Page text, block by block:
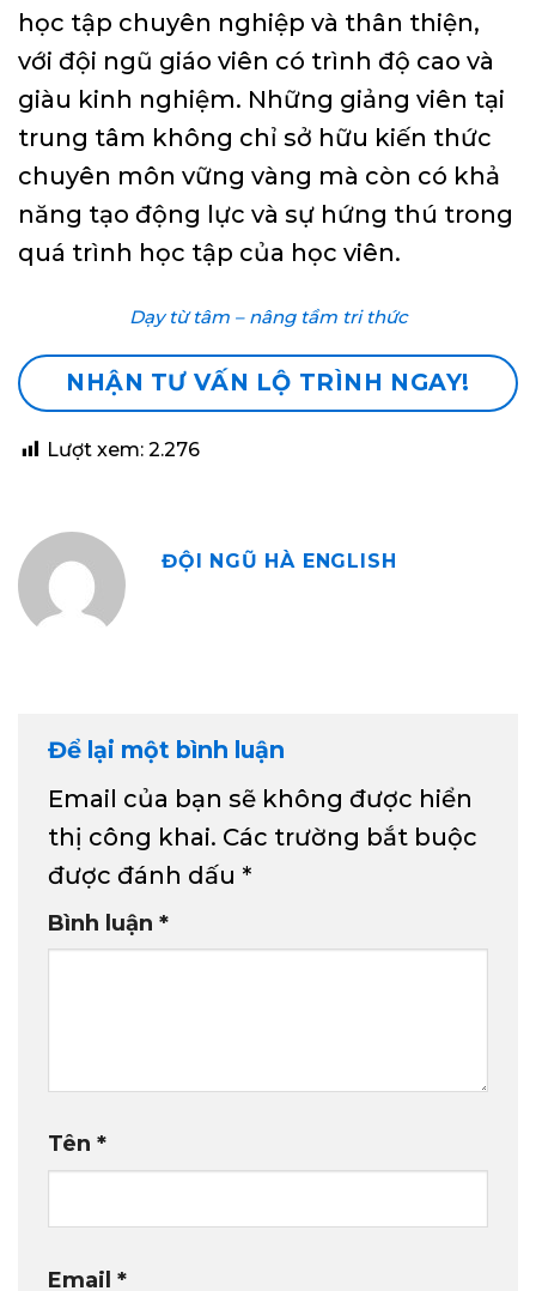
học tập chuyên nghiệp và thân thiện,
với đội ngũ giáo viên có trình độ cao và
giàu kinh nghiệm. Những giảng viên tại
trung tâm không chỉ sở hữu kiến thức
chuyên môn vững vàng mà còn có khả
năng tạo động lực và sự hứng thú trong
quá trình học tập của học viên.
Dạy từ tâm – nâng tầm tri thức
NHẬN TƯ VẤN LỘ TRÌNH NGAY!
Lượt xem: 2.276
ĐỘI NGŨ HÀ ENGLISH
Để lại một bình luận
Email của bạn sẽ không được hiển
thị công khai. Các trường bắt buộc
được đánh dấu *
Bình luận *
Tên *
Email *